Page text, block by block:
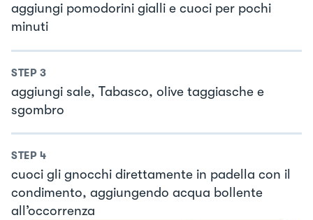
aggiungi pomodorini gialli e cuoci per pochi
minuti
STEP 3
aggiungi sale, Tabasco, olive taggiasche e
sgombro
STEP 4
cuoci gli gnocchi direttamente in padella con il
condimento, aggiungendo acqua bollente
all’occorrenza